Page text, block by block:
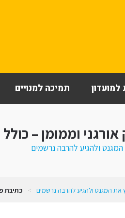
תמיכה למנויים
וממומן –
ולהגיע להרבה נרשמים
את המגנט ולהגיע להרבה נרשמים > כתיבת